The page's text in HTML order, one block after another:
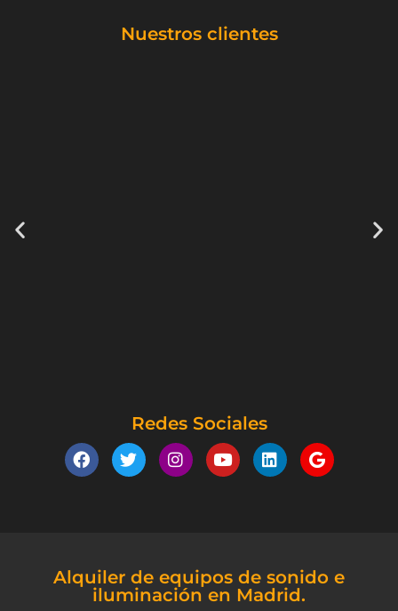
Nuestros clientes
Redes Sociales
Alquiler de equipos de sonido e
iluminación en Madrid.